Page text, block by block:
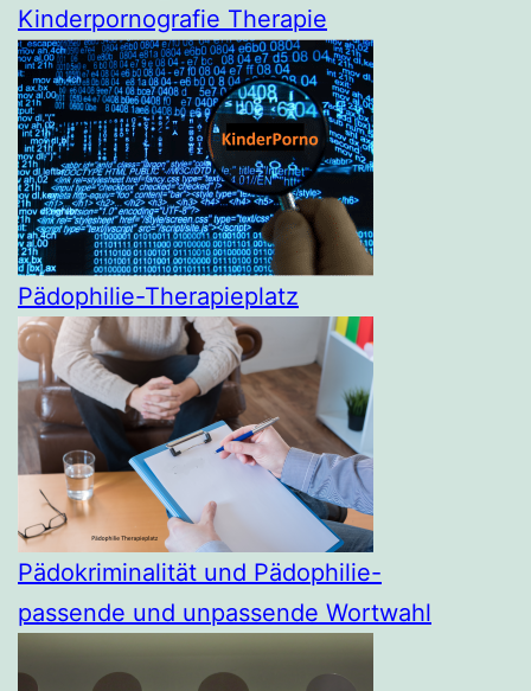
Kinderpornografie Therapie
Pädophilie-Therapieplatz
Pädokriminalität und Pädophilie-
passende und unpassende Wortwahl